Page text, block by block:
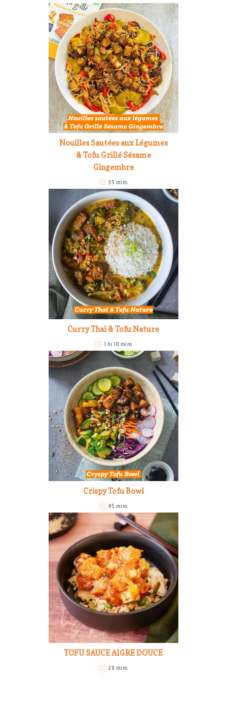
Nouilles Sautées aux Légumes
& Tofu Grillé Sésame
Gingembre
35 mins
Curry Thaï & Tofu Nature
1 hr 10 mins
Crispy Tofu Bowl
45 mins
TOFU SAUCE AIGRE DOUCE
20 mins